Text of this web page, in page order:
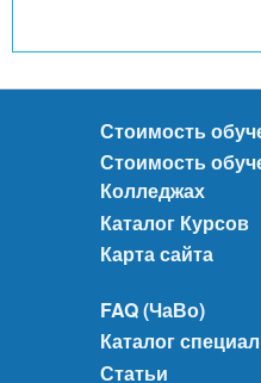
Стоимость
Стоимость
Колледжах
Каталог Курсов
Карта сайта
FAQ (ЧаВо)
Каталог
Статьи